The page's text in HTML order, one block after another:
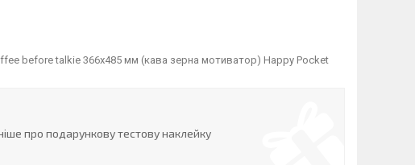
before talkie 366х485 мм (кава зерна мотиватор) Happy Pocket
про подарункову тестову наклейку